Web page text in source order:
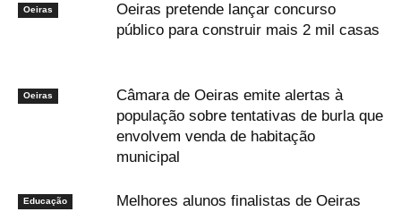
Oeiras
Oeiras pretende lançar concurso
público para construir mais 2 mil casas
Oeiras
Câmara de Oeiras emite alertas à
população sobre tentativas de burla que
envolvem venda de habitação
municipal
Educação Melhores alunos finalistas de Oeiras